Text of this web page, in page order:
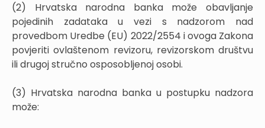
(2) Hrvatska narodna banka može obavljanje
pojedinih zadataka u vezi s nadzorom nad
provedbom Uredbe (EU) 2022/2554 i ovoga Zakona
povjeriti ovlaštenom revizoru, revizorskom društvu
ili drugoj stručno osposobljenoj osobi.
(3) Hrvatska narodna banka u postupku nadzora
može: